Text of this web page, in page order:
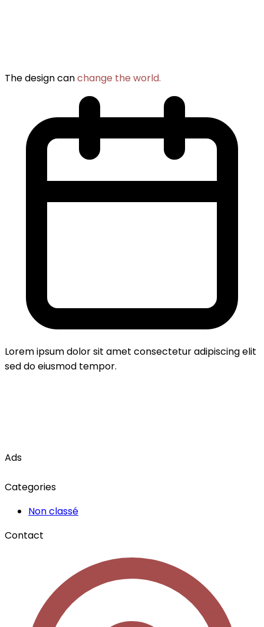
The design canchange the world.
Lorem ipsum dolor sit amet consectetur adipiscing elit
sed do eiusmod tempor.
Ads
Categories
Non classé
Contact